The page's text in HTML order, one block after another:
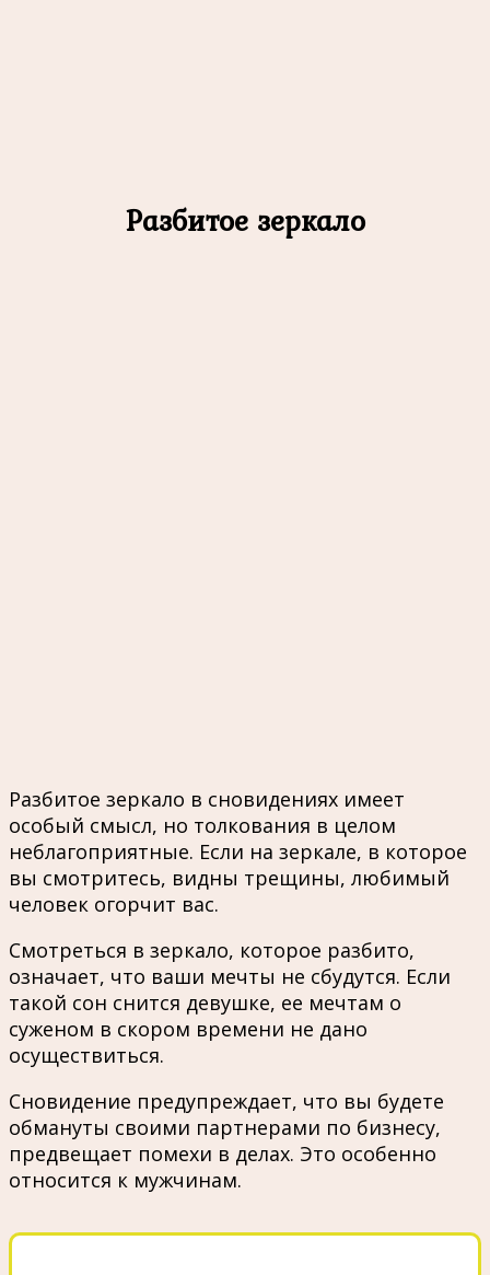
Разбитое зеркало
Разбитое зеркало в сновидениях имеет
особый смысл, но толкования в целом
неблагоприятные. Если на зеркале, в которое
вы смотритесь, видны трещины, любимый
человек огорчит вас.
Смотреться в зеркало, которое разбито,
означает, что ваши мечты не сбудутся. Если
такой сон снится девушке, ее мечтам о
суженом в скором времени не дано
осуществиться.
Сновидение предупреждает, что вы будете
обмануты своими партнерами по бизнесу,
предвещает помехи в делах. Это особенно
относится к мужчинам.